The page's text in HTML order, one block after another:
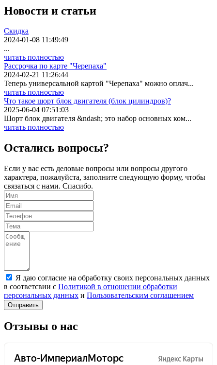
Новости и статьи
Скидка
2024-01-08 11:49:49
...
читать полностью
Рассрочка по карте "Черепаха"
2024-02-21 11:26:44
Теперь универсальной картой "Черепаха" можно оплач...
читать полностью
Что такое шорт блок двигателя (блок цилиндров)?
2025-06-04 07:51:03
Шорт блок двигателя &ndash; это набор основных ком...
читать полностью
Остались вопросы?
Если у вас есть деловые вопросы или вопросы другого
характера, пожалуйста, заполните следующую форму, чтобы
связаться с нами. Спасибо.
Я даю согласие на обработку своих персональных данных
в соответсвии с Политикой в отношении обработки
персональных данных и Пользовательским соглашением
Отправить
Отзывы о нас